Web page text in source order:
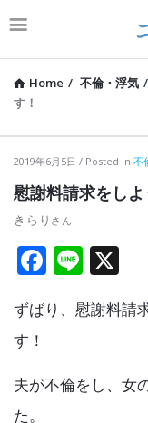
Home / 不倫・浮気 /
す！
コ
コ
ロ
ノ
マ
ル
シ
ェ
Latest
Articles
2019年6月5日 Posted in 不
慰謝料請求をしよ
きらり
F
ce
o
Li
e
ずばり、慰謝料請
す！
夫が不倫をし、女
た。